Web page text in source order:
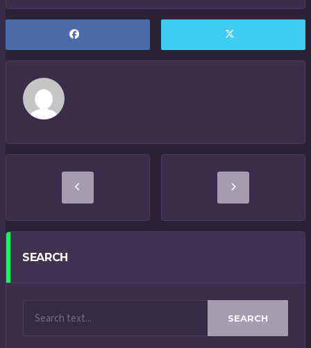
SEARCH
SEARCH